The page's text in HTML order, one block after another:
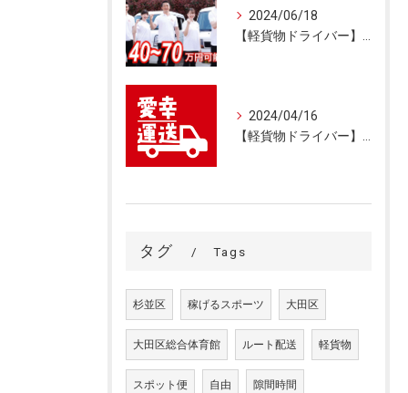
2024/06/18
【軽貨物ドライバー】【品川区】 未経験歓迎 高収入
2024/04/16
【軽貨物ドライバー】【品川区】未経験、稼がせる
タグ Tags
杉並区 稼げるスポーツ 大田区
大田区総合体育館 ルート配送 軽貨物
スポット便 自由 隙間時間